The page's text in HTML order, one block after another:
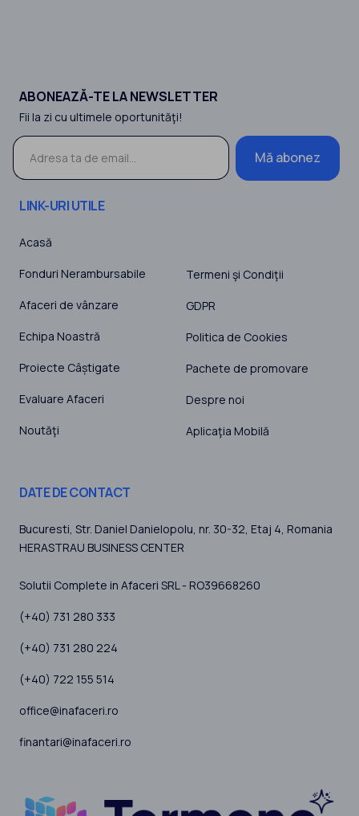
ABONEAZĂ-TE LA NEWSLETTER
Fii la zi cu ultimele oportunităţi!
Mă abonez
LINK-URI UTILE
Acasă
Fonduri Nerambursabile
Afaceri de vânzare
Echipa Noastră
Proiecte Câștigate
Evaluare Afaceri
Noutăţi
Termeni şi Condiţii
GDPR
Politica de Cookies
Pachete de promovare
Despre noi
Aplicaţia Mobilă
DATE DE CONTACT
Bucuresti, Str. Daniel Danielopolu, nr. 30-32, Etaj 4, Romania
HERASTRAU BUSINESS CENTER
Solutii Complete in Afaceri SRL - RO39668260
(+40) 731 280 333
(+40) 731 280 224
(+40) 722 155 514
office@inafaceri.ro
finantari@inafaceri.ro